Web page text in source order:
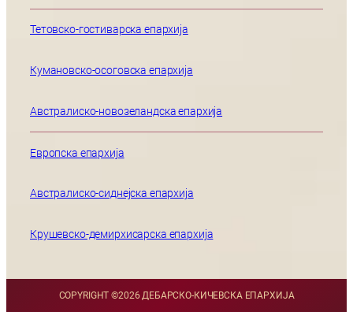
Тетовско-гостиварска епархија
Кумановско-осоговска епархија
Австралиско-новозеландска епархија
Европска епархија
Австралиско-сиднејска епархија
Крушевско-демирхисарска епархија
COPYRIGHT ©2026 ДЕБАРСКО-КИЧЕВСКА ЕПАРХИЈА